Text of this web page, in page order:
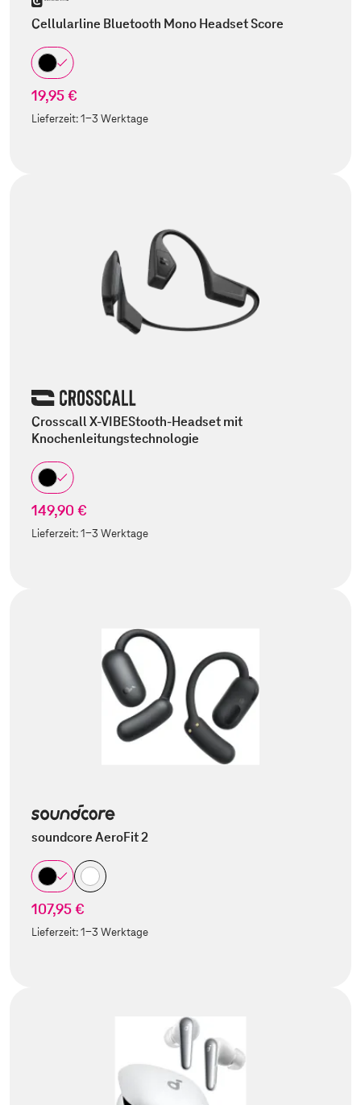
Cellularline Bluetooth Mono Headset Score
19,95 €
Lieferzeit:1-3 Werktage
Crosscall X-VIBEStooth-Headset mit
Knochenleitungstechnologie
149,90 €
Lieferzeit:1-3 Werktage
soundcore AeroFit 2
107,95 €
Lieferzeit:1-3 Werktage